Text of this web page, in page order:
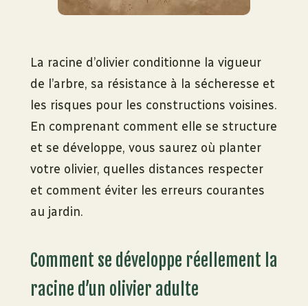
La racine d’olivier conditionne la vigueur
de l’arbre, sa résistance à la sécheresse et
les risques pour les constructions voisines.
En comprenant comment elle se structure
et se développe, vous saurez où planter
votre olivier, quelles distances respecter
et comment éviter les erreurs courantes
au jardin.
Comment se développe réellement la
racine d’un olivier adulte